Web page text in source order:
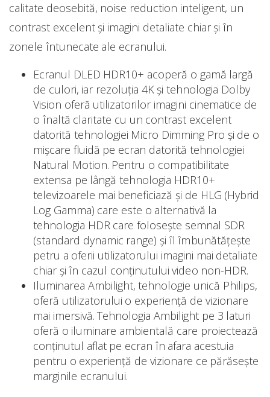
calitate deosebită, noise reduction inteligent, un
contrast excelent și imagini detaliate chiar și în
zonele întunecate ale ecranului.
Ecranul DLED HDR10+ acoperă o gamă largă
de culori, iar rezoluția 4K și tehnologia Dolby
Vision oferă utilizatorilor imagini cinematice de
o înaltă claritate cu un contrast excelent
datorită tehnologiei Micro Dimming Pro și de o
mișcare fluidă pe ecran datorită tehnologiei
Natural Motion. Pentru o compatibilitate
extensa pe lângă tehnologia HDR10+
televizoarele mai beneficiază și de HLG (Hybrid
Log Gamma) care este o alternativă la
tehnologia HDR care folosește semnal SDR
(standard dynamic range) și îl îmbunătățește
petru a oferii utilizatorului imagini mai detaliate
chiar și în cazul conținutului video non-HDR.
Iluminarea Ambilight, tehnologie unică Philips,
oferă utilizatorului o experiență de vizionare
mai imersivă. Tehnologia Ambilight pe 3 laturi
oferă o iluminare ambientală care proiectează
conținutul aflat pe ecran în afara acestuia
pentru o experiență de vizionare ce părăsește
marginile ecranului.